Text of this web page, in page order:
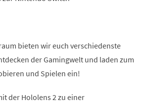
bieten wir euch verschiedenste
der Gamingwelt und laden zum
und Spielen ein!
der Hololens 2 zu einer